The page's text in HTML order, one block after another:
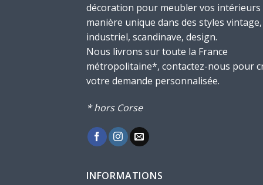
décoration pour meubler vos intérieurs
manière unique dans des styles vintage,
industriel, scandinave, design.
Nous livrons sur toute la France
métropolitaine*, contactez-nous pour
votre demande personnalisée.
* hors Corse
INFORMATIONS